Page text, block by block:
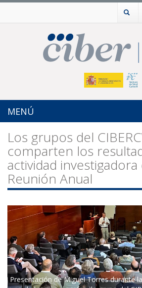
MENÚ
Los grupos del
comparten los
actividad investigadora
Reunión Anual
Presentación de Miguel Torres durante